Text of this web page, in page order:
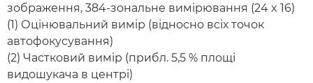
зображення, 384-зональне вимірювання (24 x 16)
(1) Оцінювальний вимір (відносно всіх точок
автофокусування)
(2) Частковий вимір (прибл. 5,5 % площі
видошукача в центрі)